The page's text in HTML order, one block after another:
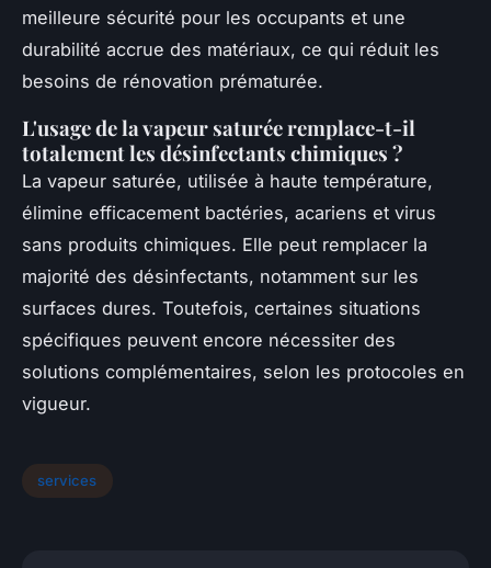
meilleure sécurité pour les occupants et une
durabilité accrue des matériaux, ce qui réduit les
besoins de rénovation prématurée.
L'usage de la vapeur saturée remplace-t-il
totalement les désinfectants chimiques ?
La vapeur saturée, utilisée à haute température,
élimine efficacement bactéries, acariens et virus
sans produits chimiques. Elle peut remplacer la
majorité des désinfectants, notamment sur les
surfaces dures. Toutefois, certaines situations
spécifiques peuvent encore nécessiter des
solutions complémentaires, selon les protocoles en
vigueur.
services